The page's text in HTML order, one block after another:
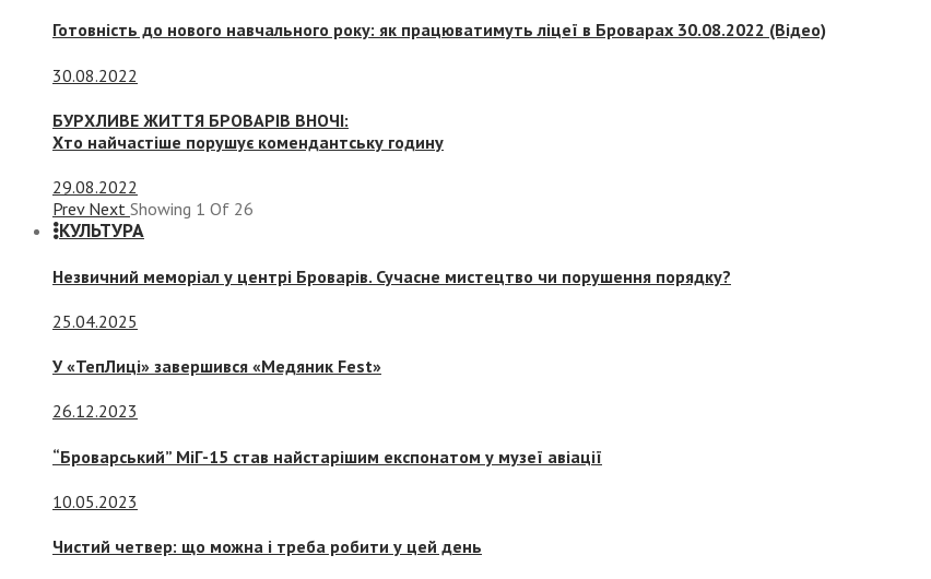
Готовність до нового навчального року: як працюватимуть ліцеї в Броварах 30.08.2022 (Відео)
30.08.2022
БУРХЛИВЕ ЖИТТЯ БРОВАРІВ ВНОЧІ:
Хто найчастіше порушує комендантську годину
29.08.2022
Prev Next Showing 1 Of 26
КУЛЬТУРА
Незвичний меморіал у центрі Броварів. Сучасне мистецтво чи порушення порядку?
25.04.2025
У «ТепЛиці» завершився «Медяник Fest»
26.12.2023
“Броварський” МіГ-15 став найстарішим експонатом у музеї авіації
10.05.2023
Чистий четвер: що можна і треба робити у цей день